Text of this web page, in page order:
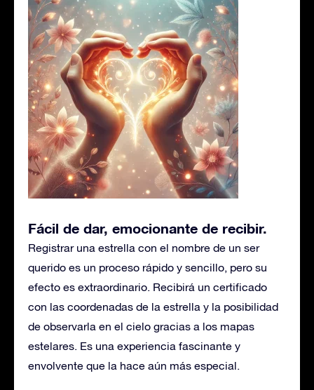
Fácil de dar, emocionante de recibir.
Registrar una estrella con el nombre de un ser
querido es un proceso rápido y sencillo, pero su
efecto es extraordinario. Recibirá un certificado
con las coordenadas de la estrella y la posibilidad
de observarla en el cielo gracias a los mapas
estelares. Es una experiencia fascinante y
envolvente que la hace aún más especial.